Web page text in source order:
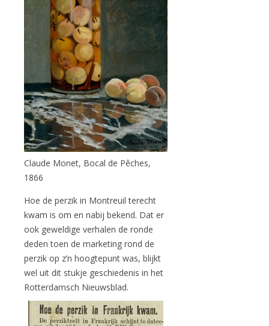
Claude Monet, Bocal de Pêches,
1866
Hoe de perzik in Montreuil terecht
kwam is om en nabij bekend. Dat er
ook geweldige verhalen de ronde
deden toen de marketing rond de
perzik op z’n hoogtepunt was, blijkt
wel uit dit stukje geschiedenis in het
Rotterdamsch Nieuwsblad.